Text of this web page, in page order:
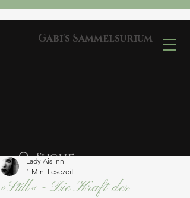
Gabi's Sammelsurium
»Still« - Die Kraft der
Lady Aislinn
1 Min. Lesezeit